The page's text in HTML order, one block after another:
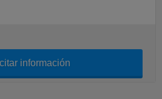
información